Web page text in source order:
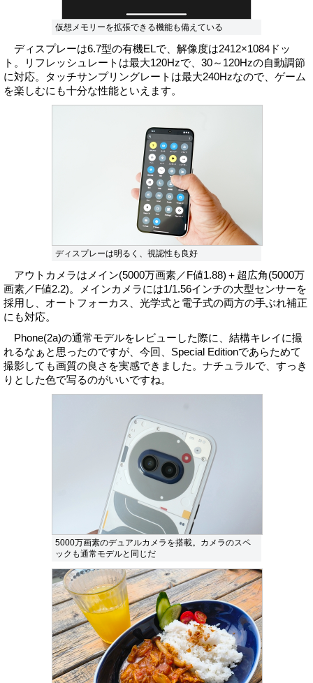
仮想メモリーを拡張できる機能も備えている
ディスプレーは6.7型の有機ELで、解像度は2412×1084ドッ
ト。リフレッシュレートは最大120Hzで、30～120Hzの自動調節
に対応。タッチサンプリングレートは最大240Hzなので、ゲーム
を楽しむにも十分な性能といえます。
ディスプレーは明るく、視認性も良好
アウトカメラはメイン(5000万画素／F値1.88)＋超広角(5000万
画素／F値2.2)。メインカメラには1/1.56インチの大型センサーを
採用し、オートフォーカス、光学式と電子式の両方の手ぶれ補正
にも対応。
Phone(2a)の通常モデルをレビューした際に、結構キレイに撮
れるなぁと思ったのですが、今回、Special Editionであらためて
撮影しても画質の良さを実感できました。ナチュラルで、すっき
りとした色で写るのがいいですね。
5000万画素のデュアルカメラを搭載。カメラのスペ
ックも通常モデルと同じだ